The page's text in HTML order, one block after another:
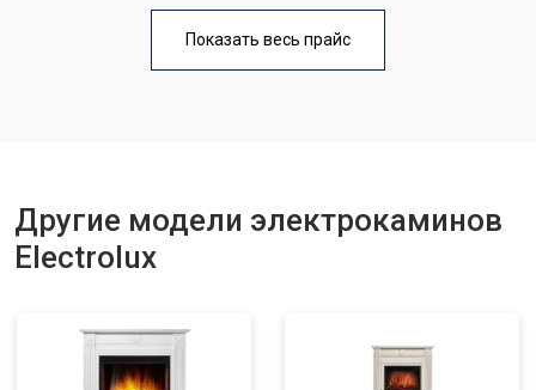
Показать весь прайс
Другие модели электрокаминов
Electrolux